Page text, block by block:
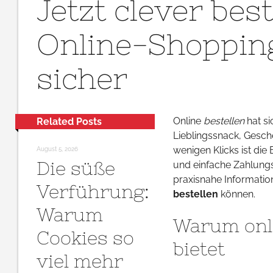
–
so
und
Jetzt clever
Online-
sicher
Online bestellenhat
Lieblingssnack,
wenigen Klicks ist die
und einfache
praxisnahe
bestellen können.
Warum
bietet
Related Posts
August 5, 2026
Die süße
Verführung:
Warum
Cookies so
viel mehr